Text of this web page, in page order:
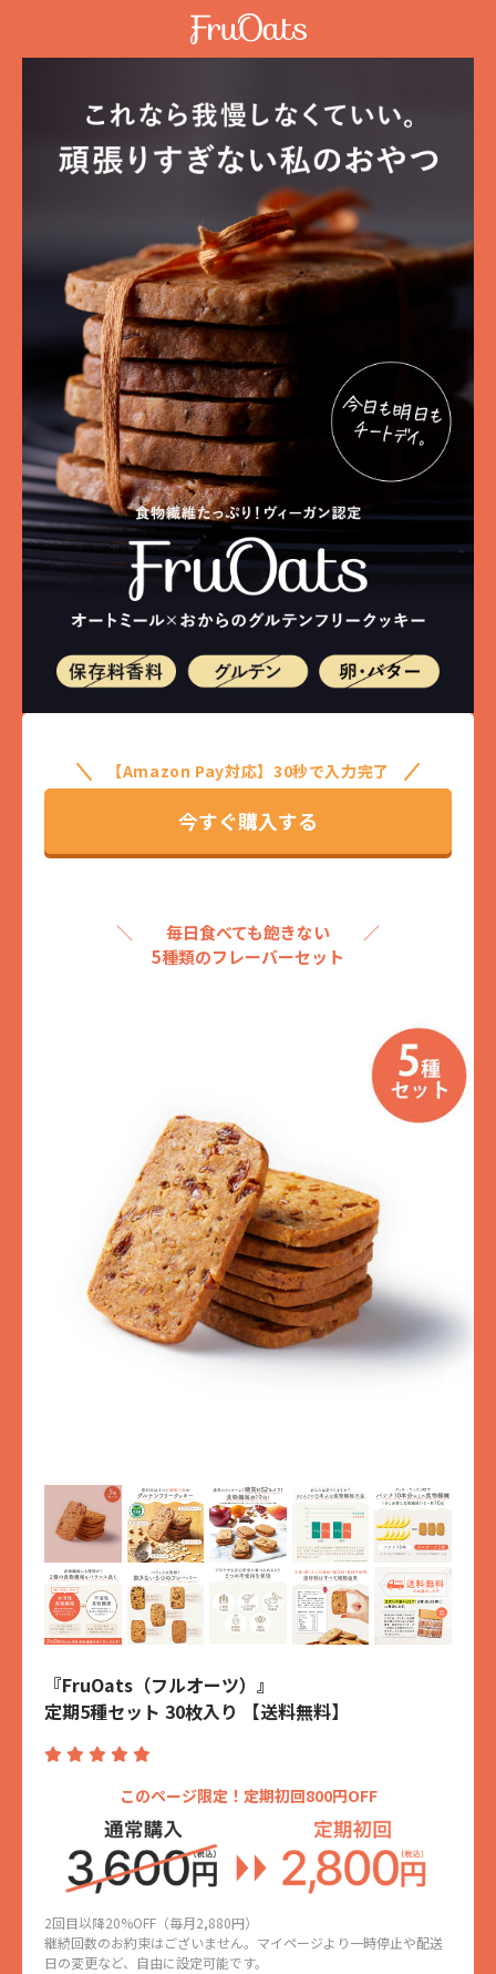
【Amazon Pay対応】30秒で入力完了
今すぐ購入する
＼ 毎日食べても飽きない ／
5種類のフレーバーセット
『FruOats（フルオーツ）』
定期5種セット 30枚入り 【送料無料】
このページ限定！定期初回800円OFF
2回目以降20%OFF（毎月2,880円）
継続回数のお約束はございません。マイページより一時停止や配送
日の変更など、自由に設定可能です。